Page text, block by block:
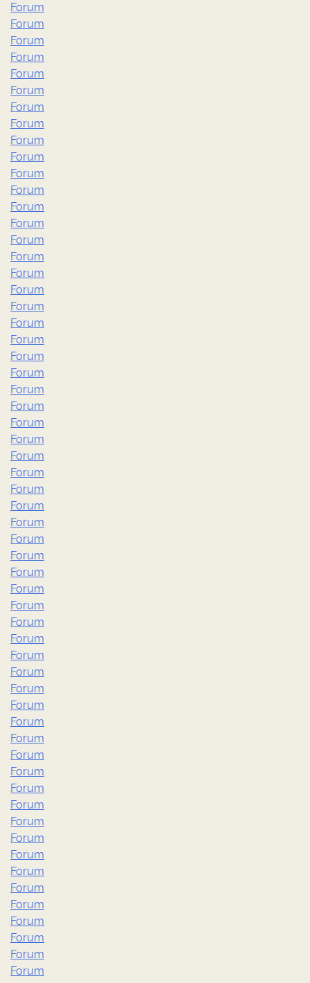
Forum
Forum
Forum
Forum
Forum
Forum
Forum
Forum
Forum
Forum
Forum
Forum
Forum
Forum
Forum
Forum
Forum
Forum
Forum
Forum
Forum
Forum
Forum
Forum
Forum
Forum
Forum
Forum
Forum
Forum
Forum
Forum
Forum
Forum
Forum
Forum
Forum
Forum
Forum
Forum
Forum
Forum
Forum
Forum
Forum
Forum
Forum
Forum
Forum
Forum
Forum
Forum
Forum
Forum
Forum
Forum
Forum
Forum
Forum